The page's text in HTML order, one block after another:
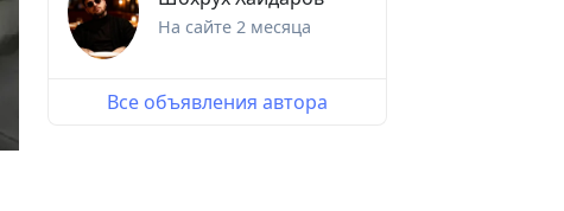
На сайте 2 месяца
Все объявления автора